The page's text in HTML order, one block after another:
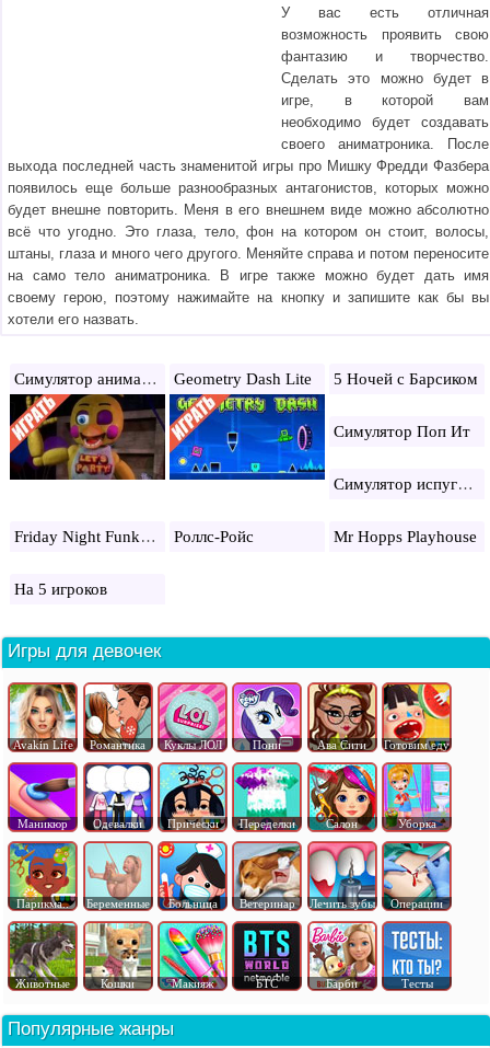
У вас есть отличная
возможность проявить свою
фантазию и творчество.
Сделать это можно будет в
игре, в которой вам
необходимо будет создавать
своего аниматроника. После
выхода последней часть знаменитой игры про Мишку Фредди Фазбера
появилось еще больше разнообразных антагонистов, которых можно
будет внешне повторить. Меня в его внешнем виде можно абсолютно
всё что угодно. Это глаза, тело, фон на котором он стоит, волосы,
штаны, глаза и много чего другого. Меняйте справа и потом переносите
на само тело аниматроника. В игре также можно будет дать имя
своему герою, поэтому нажимайте на кнопку и запишите как бы вы
хотели его назвать.
Симулятор аниматроника Geometry Dash Lite 5 Ночей с Барсиком
Симулятор Поп Ит
Симулятор испуга ФНАФ
Friday Night Funkin: freddy Роллс-Ройс Mr Hopps Playhouse
На 5 игроков
Игры для девочек
Avakin Life Романтика Куклы ЛОЛ Пони Ава Сити Готовим еду
Маникюр Одевалки Прически Переделки Салон Уборка
Парикма.. Беременные Больница Ветеринар Лечить зубы Операции
Животные Кошки Макияж БТС Барби Тесты
Популярные жанры